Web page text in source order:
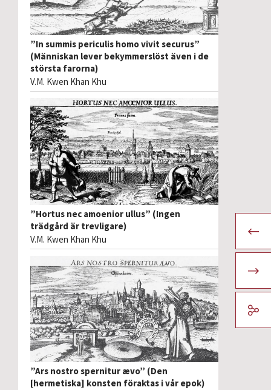
”In summis periculis homo vivit securus”
(Människan lever bekymmerslöst även i de
största farorna)
V.M. Kwen Khan Khu
”Hortus nec amoenior ullus” (Ingen
trädgård är trevligare)
V.M. Kwen Khan Khu
”Ars nostro spernitur ævo” (Den
[hermetiska] konsten föraktas i vår epok)